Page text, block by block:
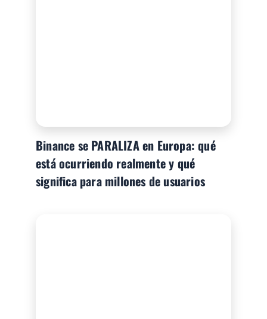
Binance se PARALIZA en Europa: qué
está ocurriendo realmente y qué
significa para millones de usuarios